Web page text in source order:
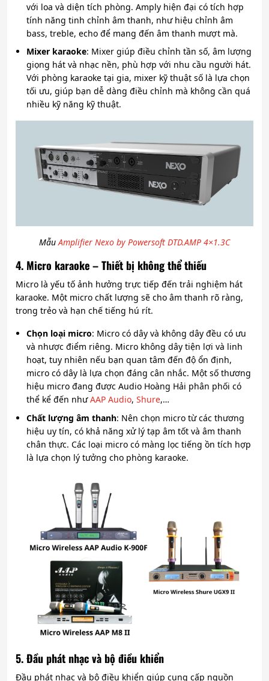
với loa và diện tích phòng. Amply hiện đại có tích hợp
tính năng tinh chỉnh âm thanh, như hiệu chỉnh âm
bass, treble, echo để mang đến âm thanh mượt mà.
Mixer karaoke: Mixer giúp điều chỉnh tần số, âm lượng
giọng hát và nhạc nền, phù hợp với nhu cầu người hát.
Với phòng karaoke tại gia, mixer kỹ thuật số là lựa chọn
tối ưu, giúp bạn dễ dàng điều chỉnh mà không cần quá
nhiều kỹ năng kỹ thuật.
MẫuAmplifier Nexo by Powersoft DTD.AMP 4×1.3C
4. Micro karaoke – Thiết bị không thể thiếu
Micro là yếu tố ảnh hưởng trực tiếp đến trải nghiệm hát
karaoke. Một micro chất lượng sẽ cho âm thanh rõ ràng,
trong trẻo và hạn chế tiếng hú rít.
Chọn loại micro: Micro có dây và không dây đều có ưu
và nhược điểm riêng. Micro không dây tiện lợi và linh
hoạt, tuy nhiên nếu bạn quan tâm đến độ ổn định,
micro có dây là lựa chọn đáng cân nhắc. Một số thương
hiệu micro đang được Audio Hoàng Hải phân phối có
thể kể đến nhưAAP Audio,Shure,…
Chất lượng âm thanh: Nên chọn micro từ các thương
hiệu uy tín, có khả năng xử lý tạp âm tốt và âm thanh
chân thực. Các loại micro có màng lọc tiếng ồn tích hợp
là lựa chọn lý tưởng cho phòng karaoke.
5. Đầu phát nhạc và bộ điều khiển
Đầu phát nhạc và bộ điều khiển giúp cung cấp nguồn